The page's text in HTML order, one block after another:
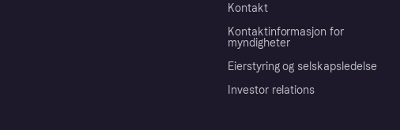
Kontakt
Kontaktinformasjon for
myndigheter
Eierstyring og selskapsledelse
Investor relations